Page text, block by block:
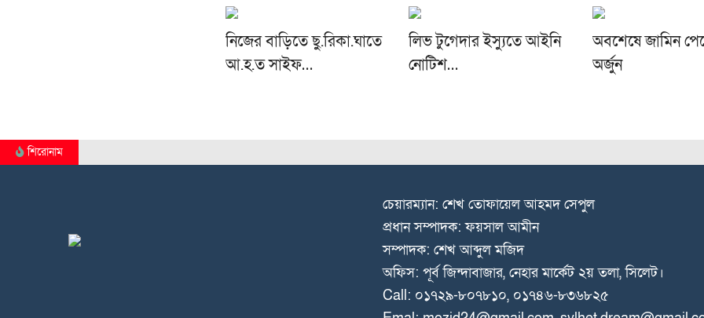
নিজের বাড়িতে ছু.রিকা.ঘাতে
আ.হ.ত সাইফ…
লিভ টুগেদার ইস্যুতে আইনি
নোটিশ…
অবশেষে জামিন
অর্জুন
শিরোনাম
চেয়ারম্যান: শেখ তোফায়েল আহমদ সেপুল
প্রধান সম্পাদক: ফয়সাল আমীন
সম্পাদক: শেখ আব্দুল মজিদ
অফিস: পূর্ব জিন্দাবাজার, নেহার মার্কেট ২য় তলা, সিলেট।
Call: ০১৭২৯-৮০৭৮১০, ০১৭৪৬-৮৩৬৮২৫